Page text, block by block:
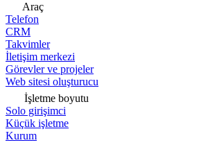
Araç
Telefon
CRM
Takvimler
İletişim merkezi
Görevler ve projeler
Web sitesi oluşturucu
İşletme boyutu
Solo girişimci
Küçük işletme
Kurum